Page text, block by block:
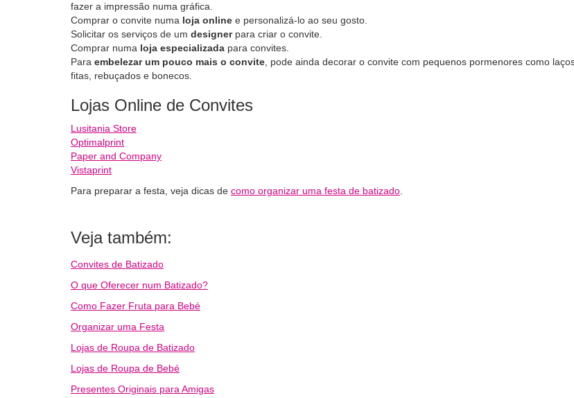
fazer a impressão numa gráfica.
Comprar o convite numa loja online e personalizá-lo ao seu gosto.
Solicitar os serviços de um designerpara criar o convite.
Comprar numa loja especializada para convites.
Para embelezar um pouco mais o convite , pode ainda decorar o convite com pequenos pormenores como
fitas, rebuçados e bonecos.
Lojas Online de Convites
Lusitania Store
Optimalprint
Paper and Company
Vistaprint
Para preparar a festa, veja dicas de como organizar uma festa de batizado
Veja também:
Convites de Batizado
O que Oferecer num Batizado?
Como Fazer Fruta para Bebé
Organizar uma Festa
Lojas de Roupa de Batizado
Lojas de Roupa de Bebé
Presentes Originais para Amigas